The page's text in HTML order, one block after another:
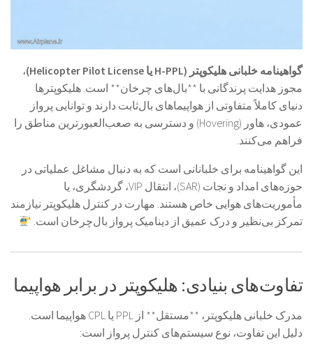
گواهینامه خلبانی هلیکوپتر (H-PPL یا Helicopter Pilot License)
،
مجوز هدایت پرندگانی با **بال‌های چرخان** است. هلیکوپترها
دنیای کاملاً متفاوتی از هواپیماهای بال‌ثابت دارند و توانایی پرواز
عمودی، هاور (Hovering) و دسترسی به صعب‌العبورترین مناطق را
فراهم می‌کنند.
این گواهینامه برای خلبانانی است که به دنبال مشاغل عملیاتی در
حوزه‌های امداد و نجات (SAR)، انتقال VIP، گردشگری، یا
مأموریت‌های هوایی خاص هستند. مهارت در کنترل هلیکوپتر نیازمند
تمرکز بی‌نظیر و درک عمیق از دینامیک پرواز بال‌چرخان است.
تفاوت‌های بنیادی: هلیکوپتر در برابر هواپیما
مدرک خلبانی هلیکوپتر، **مستقل** از PPL یا CPL هواپیما است.
دلیل این تفاوت، نوع سیستم‌های کنترل پرواز است: